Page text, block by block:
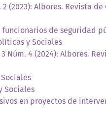
(2023): Albores. Revista de
de seguridad
y Sociales
Núm. 4 (2024): Albores.
Sociales
en proyectos de